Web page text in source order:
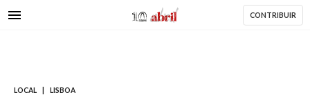
para
AbrilAbril CONTRIBUIR
LOCAL LISBOA